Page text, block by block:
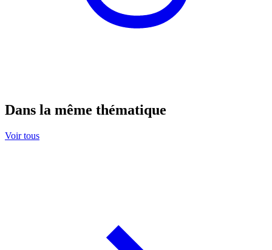
Dans la même thématique
Voir tous